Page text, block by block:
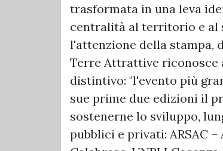
trasformata in una leva
centralità al territorio e al
l'attenzione della stampa,
Terre Attrattive riconosce
distintivo: "l'evento più
sue prime due edizioni il
sostenerne lo sviluppo,
pubblici e privati: ARSAC